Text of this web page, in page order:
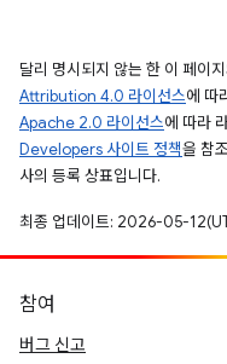
달리 명시되지 않는 한 이 페이
Attribution 4.0 라이선스에 따
Apache 2.0 라이선스에 따라
Developers 사이트 정책을 참
사의 등록 상표입니다.
최종 업데이트: 2026-05-
참여
버그 신고